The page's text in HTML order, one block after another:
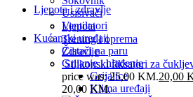
Usisivači
Ventilatori
Kućanski uređaji
Čistači na paru
Grijanje i hlađenje
Grijalice
Klima uređaji
Ljepota i zdravlje
Ljepota
Trening i oprema
Zdravlje
Silikonski fiksatori za
price was: 25,00 KM.20,00
20,00 KM.